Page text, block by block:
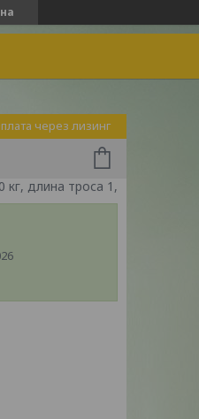
через лизинг
длина троса 1,5м